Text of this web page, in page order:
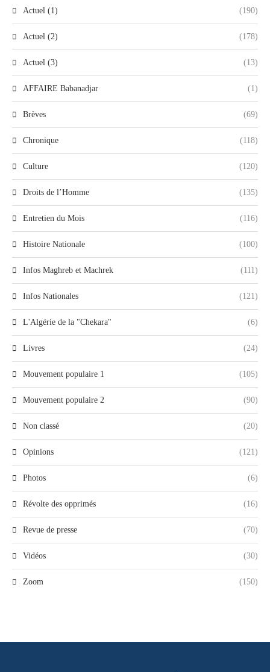
Actuel (1) (190)
Actuel (2) (178)
Actuel (3) (13)
AFFAIRE Babanadjar (1)
Brèves (69)
Chronique (118)
Culture (120)
Droits de l’Homme (135)
Entretien du Mois (116)
Histoire Nationale (100)
Infos Maghreb et Machrek (111)
Infos Nationales (121)
L'Algérie de la "Chekara" (6)
Livres (24)
Mouvement populaire 1 (105)
Mouvement populaire 2 (90)
Non classé (20)
Opinions (121)
Photos (6)
Révolte des opprimés (16)
Revue de presse (70)
Vidéos (30)
Zoom (150)